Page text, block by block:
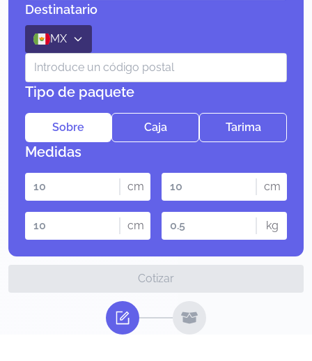
Destinatario
MX
Tipo de paquete
Sobre Caja Tarima
Medidas
cm cm
cm kg
Cotizar